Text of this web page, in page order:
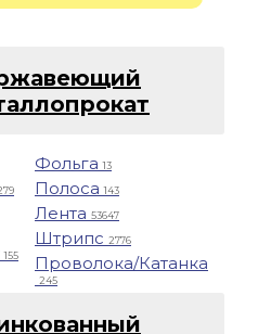
155
Фольга13
Полоса143
Лента 53647
Штрипс 2776
Проволока/Катанка
245